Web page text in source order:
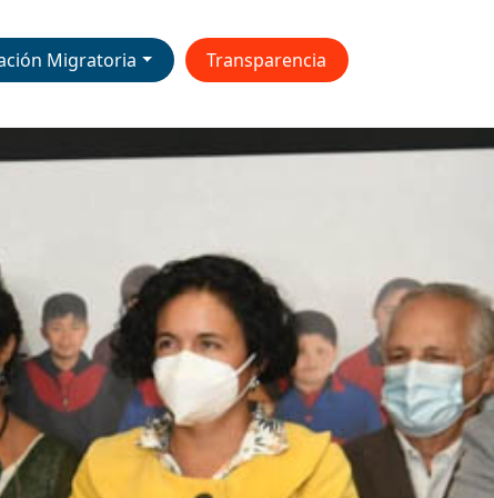
Migratoria Transparencia